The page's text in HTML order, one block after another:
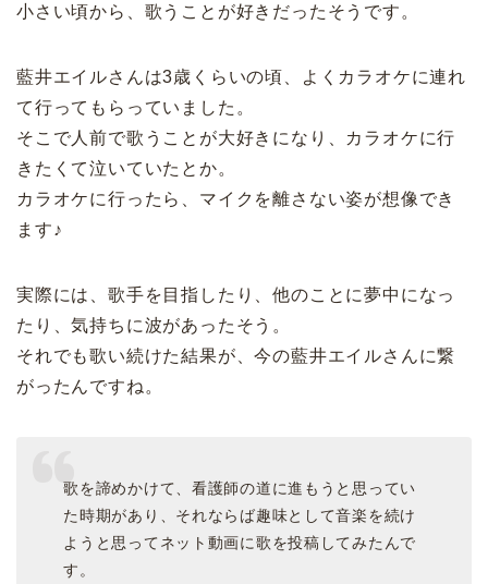
小さい頃から、歌うことが好きだったそうです。
藍井エイルさんは3歳くらいの頃、よくカラオケに連れ
て行ってもらっていました。
そこで人前で歌うことが大好きになり、カラオケに行
きたくて泣いていたとか。
カラオケに行ったら、マイクを離さない姿が想像でき
ます♪
実際には、歌手を目指したり、他のことに夢中になっ
たり、気持ちに波があったそう。
それでも歌い続けた結果が、今の藍井エイルさんに繋
がったんですね。
歌を諦めかけて、看護師の道に進もうと思ってい
た時期があり、それならば趣味として音楽を続け
ようと思ってネット動画に歌を投稿してみたんで
す。